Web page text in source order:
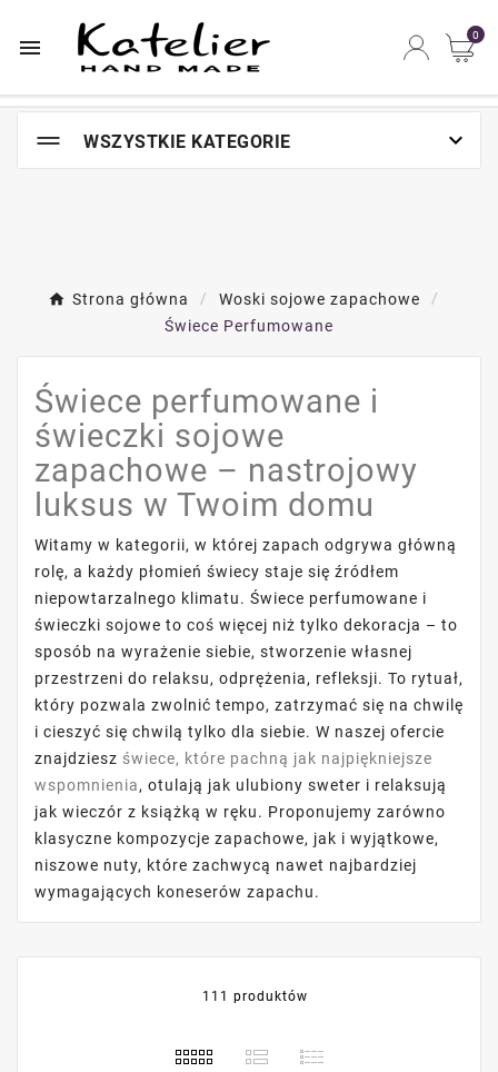
Najszybsze na świecie miejsce zakupów online
 0
WSZYSTKIE KATEGORIE 
Strona główna
Woski sojowe zapachowe
Świece Perfumowane
Świece perfumowane i
świeczki sojowe
zapachowe – nastrojowy
luksus w Twoim domu
Witamy w kategorii, w której zapach odgrywa główną
rolę, a każdy płomień świecy staje się źródłem
niepowtarzalnego klimatu. Świece perfumowane i
świeczki sojowe to coś więcej niż tylko dekoracja – to
sposób na wyrażenie siebie, stworzenie własnej
przestrzeni do relaksu, odprężenia, refleksji. To rytuał,
który pozwala zwolnić tempo, zatrzymać się na chwilę
i cieszyć się chwilą tylko dla siebie. W naszej ofercie
znajdziesz świece, które pachną jak najpiękniejsze
wspomnienia, otulają jak ulubiony sweter i relaksują
jak wieczór z książką w ręku. Proponujemy zarówno
klasyczne kompozycje zapachowe, jak i wyjątkowe,
niszowe nuty, które zachwycą nawet najbardziej
wymagających koneserów zapachu.
111 produktów